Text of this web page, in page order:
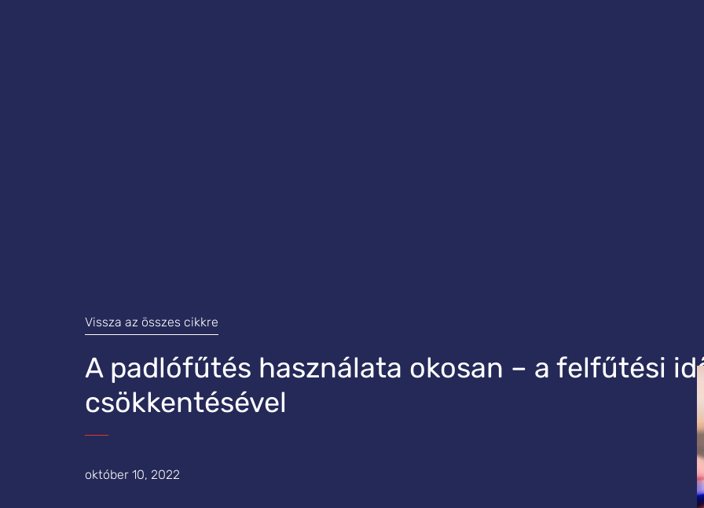
Vissza az összes cikkre
A padlófűtés használata okosan – a felfűtési
csökkentésével
október 10, 2022